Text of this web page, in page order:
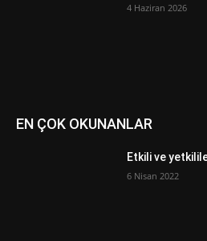
4 Haziran 2026
EN ÇOK OKUNANLAR
Etkili ve
6 Nisan 2022